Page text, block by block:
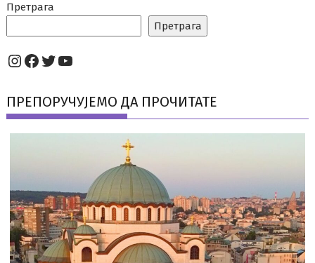
Претрага
Претрага
Instagram
Facebook
Twitter
YouTube
ПРЕПОРУЧУЈЕМО ДА ПРОЧИТАТЕ